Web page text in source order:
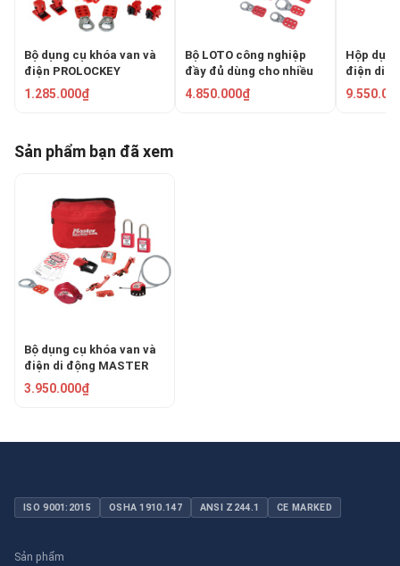
Bộ dụng cụ khóa van và
điện PROLOCKEY
LG5125EVP38SKA
1.285.000₫
Bộ LOTO công nghiệp
đầy đủ dùng cho nhiều
tình huống PROLOCKEY
LG03
4.850.000₫
Hộp
điện di
LOCK
Sản phẩm bạn đã xem
Bộ dụng cụ khóa van và
điện di động MASTER
LOCK S1010VE410KA
3.950.000₫
ISO 9001:2015 OSHA 1910.147 ANSI Z244.1 CE MARKED
Sản phẩm